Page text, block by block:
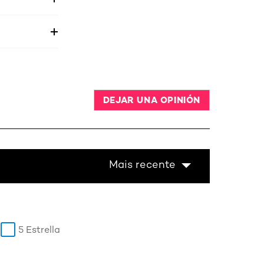
DEJAR UNA OPINIÓN
Mais recente
5 Estrella